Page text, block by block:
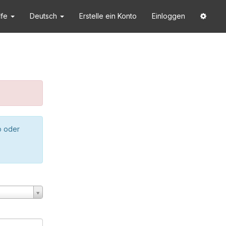
Deutsch Erstelle ein Konto Einloggen
oder